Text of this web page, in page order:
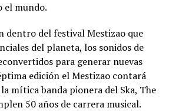
el mundo.
dentro del festival Mestizao que
del planeta, los sonidos de
para generar nuevas
edición el Mestizao contará
mítica banda pionera del Ska, The
50 años de carrera musical.